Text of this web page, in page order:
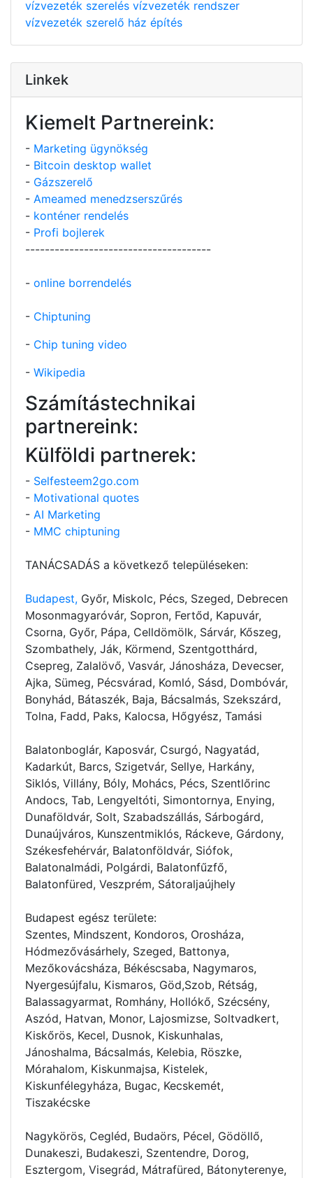
vízvezeték szerelés vízvezeték rendszer
vízvezeték szerelő ház építés
Linkek
Kiemelt Partnereink:
- Marketing ügynökség
- Bitcoin desktop wallet
- Gázszerelő
- Ameamed menedzserszűrés
- konténer rendelés
- Profi bojlerek
--------------------------------------
- online borrendelés
- Chiptuning
- Chip tuning video
- Wikipedia
Számítástechnikai
partnereink:
Külföldi partnerek:
- Selfesteem2go.com
- Motivational quotes
- AI Marketing
- MMC chiptuning
TANÁCSADÁS a következő településeken:
Budapest, Győr, Miskolc, Pécs, Szeged, Debrecen
Mosonmagyaróvár, Sopron, Fertőd, Kapuvár,
Csorna, Győr, Pápa, Celldömölk, Sárvár, Kőszeg,
Szombathely, Ják, Körmend, Szentgotthárd,
Csepreg, Zalalövő, Vasvár, Jánosháza, Devecser,
Ajka, Sümeg, Pécsvárad, Komló, Sásd, Dombóvár,
Bonyhád, Bátaszék, Baja, Bácsalmás, Szekszárd,
Tolna, Fadd, Paks, Kalocsa, Hőgyész, Tamási
Balatonboglár, Kaposvár, Csurgó, Nagyatád,
Kadarkút, Barcs, Szigetvár, Sellye, Harkány,
Siklós, Villány, Bóly, Mohács, Pécs, Szentlőrinc
Andocs, Tab, Lengyeltóti, Simontornya, Enying,
Dunaföldvár, Solt, Szabadszállás, Sárbogárd,
Dunaújváros, Kunszentmiklós, Ráckeve, Gárdony,
Székesfehérvár, Balatonföldvár, Siófok,
Balatonalmádi, Polgárdi, Balatonfűzfő,
Balatonfüred, Veszprém, Sátoraljaújhely
Budapest egész területe:
Szentes, Mindszent, Kondoros, Orosháza,
Hódmezővásárhely, Szeged, Battonya,
Mezőkovácsháza, Békéscsaba, Nagymaros,
Nyergesújfalu, Kismaros, Göd,Szob, Rétság,
Balassagyarmat, Romhány, Hollókő, Szécsény,
Aszód, Hatvan, Monor, Lajosmizse, Soltvadkert,
Kiskőrös, Kecel, Dusnok, Kiskunhalas,
Jánoshalma, Bácsalmás, Kelebia, Röszke,
Mórahalom, Kiskunmajsa, Kistelek,
Kiskunfélegyháza, Bugac, Kecskemét,
Tiszakécske
Nagykörös, Cegléd, Budaörs, Pécel, Gödöllő,
Dunakeszi, Budakeszi, Szentendre, Dorog,
Esztergom, Visegrád, Mátrafüred, Bátonyterenye,